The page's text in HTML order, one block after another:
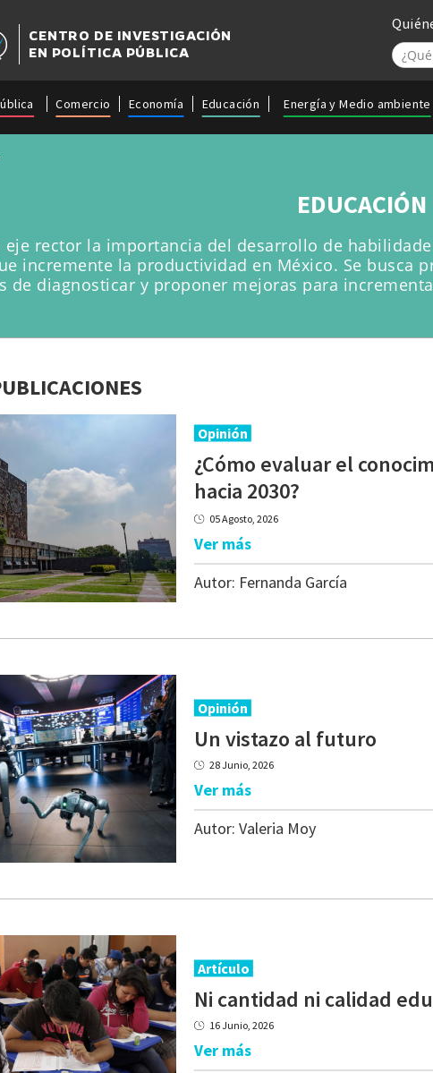
CENTRO DE INVESTIGACIÓN
EN POLÍTICA PÚBLICA
Comercio Economía Educación Energía y Medio ambiente
EDUCACIÓN
eje rector la importancia del desarrollo de
incremente la productividad en México. Se busca
de diagnosticar y proponer mejoras para
Opinión
¿Cómo evaluar el
hacia 2030?
05 Agosto, 2026
Ver más
Autor: Fernanda García
Opinión
Un vistazo alfuturo
28 Junio, 2026
Ver más
Autor: Valeria Moy
Artículo
Ni cantidad ni calidad
16 Junio, 2026
Ver más